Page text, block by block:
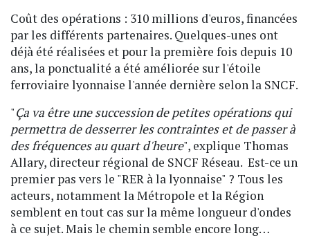
Coût des opérations : 310 millions d'euros, financées
par les différents partenaires. Quelques-unes ont
déjà été réalisées et pour la première fois depuis 10
ans, la ponctualité a été améliorée sur l'étoile
ferroviaire lyonnaise l'année dernière selon la SNCF.
"Ça va être une succession de petites opérations qui
permettra de desserrer les contraintes et de passer à
des fréquences au quart d'heure", explique Thomas
Allary, directeur régional de SNCF Réseau. Est-ce un
premier pas vers le "RER à la lyonnaise" ? Tous les
acteurs, notamment la Métropole et la Région
semblent en tout cas sur la même longueur d'ondes
à ce sujet. Mais le chemin semble encore long…